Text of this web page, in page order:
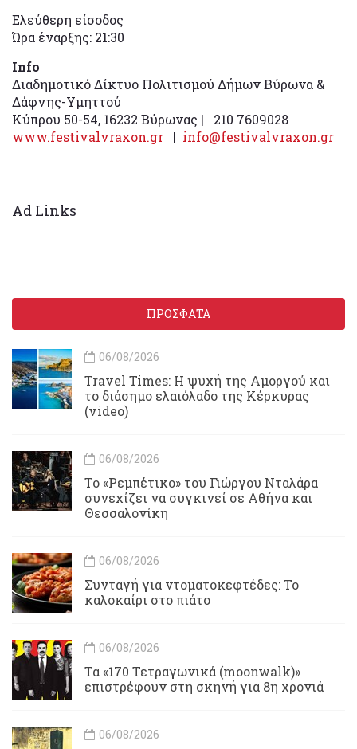
Ελεύθερη είσοδος
Ώρα έναρξης: 21:30
Info
Διαδημοτικό Δίκτυο Πολιτισμού Δήμων Βύρωνα &
Δάφνης-Υμηττού
Κύπρου 50-54, 16232 Βύρωνας | 210 7609028
www.festivalvraxon.gr | info@festivalvraxon.gr
Ad Links
ΠΡΟΣΦΑΤΑ
06/08/2026
Travel Times: H ψυχή της Αμοργού και
το διάσημο ελαιόλαδο της Κέρκυρας
(video)
06/08/2026
Το «Ρεμπέτικο» του Γιώργου Νταλάρα
συνεχίζει να συγκινεί σε Αθήνα και
Θεσσαλονίκη
06/08/2026
Συνταγή για ντοματοκεφτέδες: Το
καλοκαίρι στο πιάτο
06/08/2026
Τα «170 Τετραγωνικά (moonwalk)»
επιστρέφουν στη σκηνή για 8η χρονιά
06/08/2026